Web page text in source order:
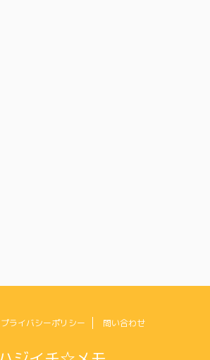
プライバシーポリシー 問い合わせ